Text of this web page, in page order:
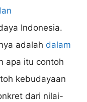
Indonesia.
adalah dalam
apa itu contoh
kebudayaan
dari nilai-